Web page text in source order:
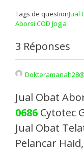
Tags de questionJual
Aborsi COD Jogja
3 Réponses
Jual Obat
0686 Cytotec
Jual Obat
Pelancar